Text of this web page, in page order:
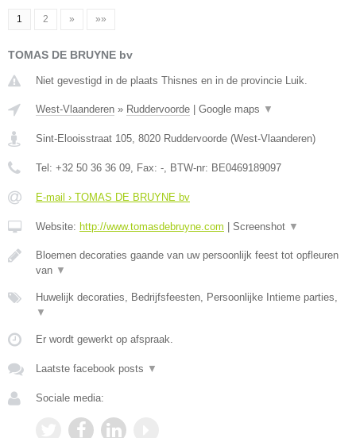
1 2 » »»
TOMAS DE BRUYNE bv
Niet gevestigd in de plaats Thisnes en in de provincie Luik.
West-Vlaanderen » Ruddervoorde Google maps ▼
Sint-Elooisstraat 105, 8020 Ruddervoorde (West-Vlaanderen)
Tel: +32 50 36 36 09, Fax: -, BTW-nr: BE0469189097
E-mail › TOMAS DE BRUYNE bv
Website: http://www.tomasdebruyne.com Screenshot ▼
Bloemen decoraties gaande van uw persoonlijk feest tot opfleuren
van ▼
Huwelijk decoraties, Bedrijfsfeesten, Persoonlijke Intieme parties,
▼
Er wordt gewerkt op afspraak.
Laatste facebook posts ▼
Sociale media: